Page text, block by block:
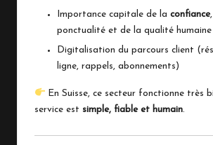
Importance capitale de la confiance
ponctualité et de la qualité humaine
Digitalisation du parcours client
ligne, rappels, abonnements)
En Suisse, ce secteur fonctionne très
service est simple, fiable et humain.